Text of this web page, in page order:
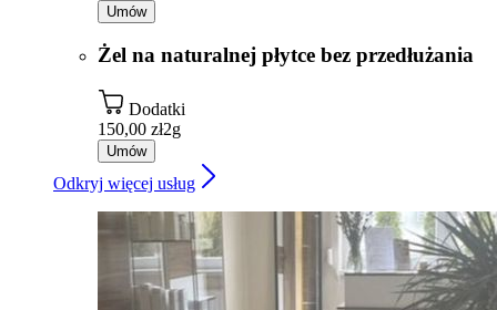
Umów
Żel na naturalnej płytce bez przedłużania
Dodatki
150,00 zł2g
Umów
Odkryj więcej usług